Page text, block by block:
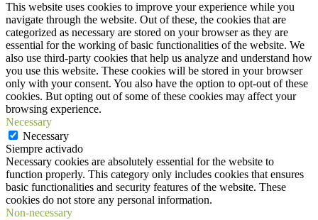
This website uses cookies to improve your experience while you
navigate through the website. Out of these, the cookies that are
categorized as necessary are stored on your browser as they are
essential for the working of basic functionalities of the website. We
also use third-party cookies that help us analyze and understand how
you use this website. These cookies will be stored in your browser
only with your consent. You also have the option to opt-out of these
cookies. But opting out of some of these cookies may affect your
browsing experience.
Necessary
Necessary
Siempre activado
Necessary cookies are absolutely essential for the website to
function properly. This category only includes cookies that ensures
basic functionalities and security features of the website. These
cookies do not store any personal information.
Non-necessary